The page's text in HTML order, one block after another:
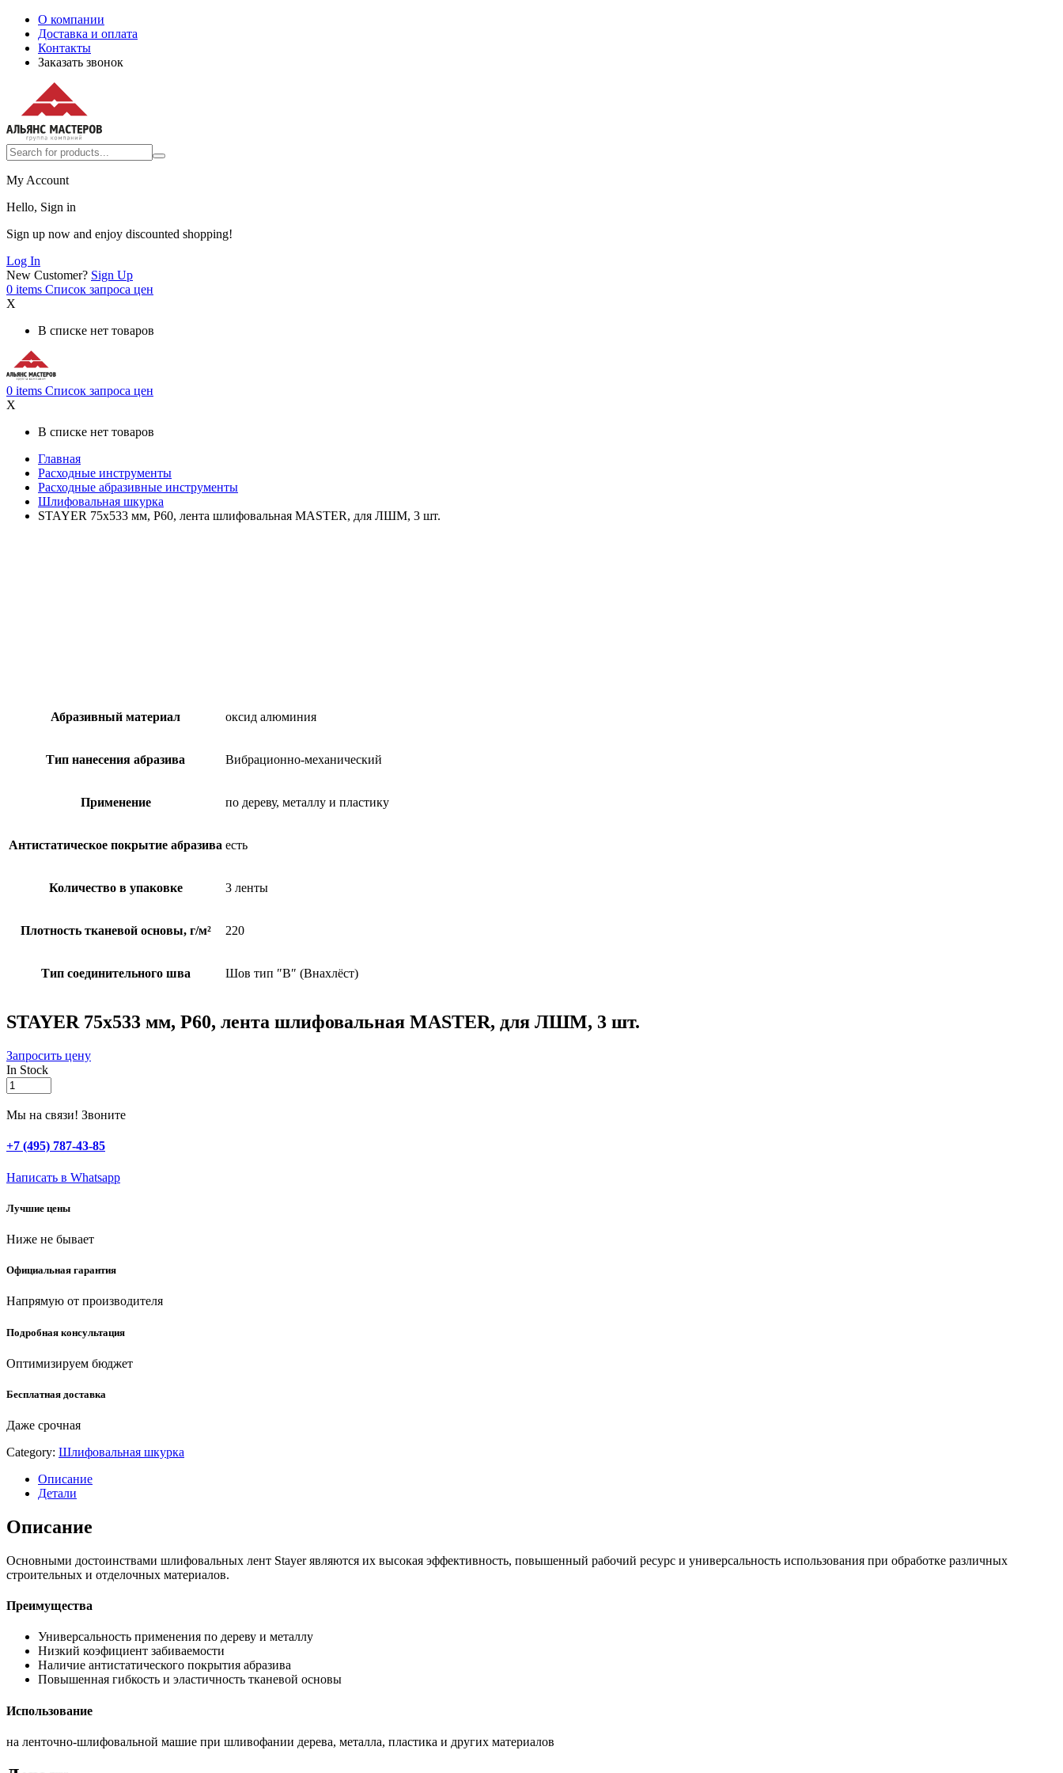
О компании
Доставка и оплата
Контакты
Заказать звонок
My Account
Hello, Sign in
Sign up now and enjoy discounted shopping!
Log In
New Customer? Sign Up
0 items Список запроса цен
X
В списке нет товаров
0 items Список запроса цен
X
В списке нет товаров
Главная
Расходные инструменты
Расходные абразивные инструменты
Шлифовальная шкурка
STAYER 75х533 мм, P60, лента шлифовальная MASTER, для ЛШМ, 3 шт.
Абразивный материал оксид алюминия
Тип нанесения абразива Вибрационно-механический
Применение по дереву, металлу и пластику
Антистатическое покрытие абразива есть
Количество в упаковке 3 ленты
Плотность тканевой основы, г/м² 220
Тип соединительного шва Шов тип ″В″ (Внахлёст)
STAYER 75х533 мм, P60, лента шлифовальная MASTER, для ЛШМ, 3 шт.
Запросить цену
In Stock
STAYER
75х533
мм,
лента
шлифовальная
для
3
quantity
Мы на связи! Звоните
+7 (495) 787-43-85
Написать в Whatsapp
Лучшие цены
Ниже не бывает
Официальная гарантия
Напрямую от производителя
Подробная консультация
Оптимизируем бюджет
Бесплатная доставка
Даже срочная
Category: Шлифовальная шкурка
Описание
Детали
Описание
Основными достоинствами шлифовальных лент Stayer являются их высокая эффективность, повышенный рабочий ресурс и универсальность использования при обработке различных
строительных и отделочных материалов.
Преимущества
Универсальность применения по дереву и металлу
Низкий коэфициент забиваемости
Наличие антистатического покрытия абразива
Повышенная гибкость и эластичность тканевой основы
Использование
на ленточно-шлифовальной машие при шливофании дерева, металла, пластика и других материалов